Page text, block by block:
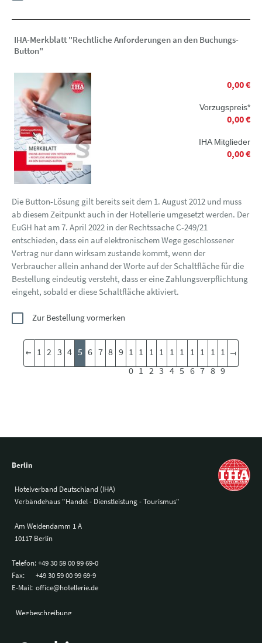
IHA-Merkblatt "Rechtliche Anforderungen an den Buchungs-
Button"
0,00 €
Vorzugspreis*
0,00 €
IHA Mitglieder
0,00 €
Die Button-Lösung gilt bereits seit dem 1. August 2012 und muss
ab diesem Zeitpunkt auch in der Hotellerie umgesetzt werden. Der
EuGH hat am 7. April 2022 in der Rechtssache C-249/21
entschieden, dass ein auf elektronischem Wege geschlossener
Vertrag nur dann wirksam zustande kommt, wenn der
Verbraucher allein anhand der Worte auf der Schaltfläche für die
Bestellung eindeutig versteht, dass er eine Zahlungsverpflichtung
eingeht, sobald er diese Schaltfläche aktiviert.
Zur Bestellung vormerken
1 2 3 4 5 6 7 8 9 1
0
1
1
1
2
1
3
1
4
1
5
1
6
1
7
1
8
1
9
Berlin
Hotelverband Deutschland (IHA)
Verbändehaus "Handel - Dienstleistung - Tourismus"
Am Weidendamm 1 A
10117 Berlin
Telefon:+49 30 59 00 99 69-0
Fax:
+49 30 59 00 99 69-9
E-Mail: office@hotellerie.de
Wegbeschreibung